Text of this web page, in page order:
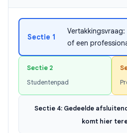
Sectie 1
of een
Sectie 2
Studentenpad
Sectie 4: Gedeelde
komt hier